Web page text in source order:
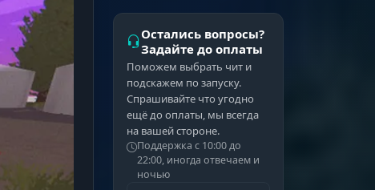
Остались вопросы?
Задайте до оплаты
Поможем выбрать чит и
подскажем по запуску.
Спрашивайте что угодно
ещё до оплаты, мы всегда
на вашей стороне.
Поддержка с 10:00 до
22:00, иногда отвечаем и
ночью